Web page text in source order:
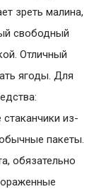
зреть малина,
свободный
Отличный
ягоды. Для
из-
пакеты.
обязательно